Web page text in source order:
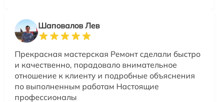
Шаповалов Лев
Прекрасная мастерская Ремонт сделали быстро
и качественно, порадовало внимательное
отношение к клиенту и подробные объяснения
по выполненным работам Настоящие
профессионалы